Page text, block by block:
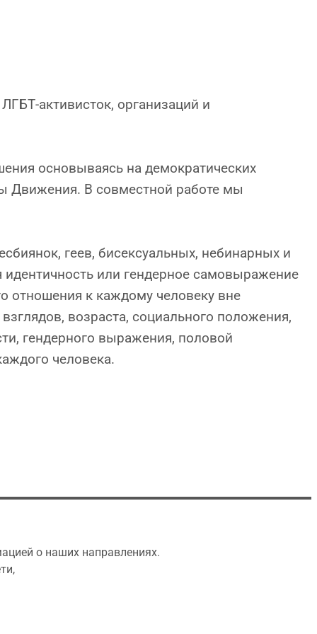
активисток, организаций и
основываясь на демократических
Движения. В совместной работе мы
геев, бисексуальных, небинарных и
идентичность или гендерное самовыражение
отношения к каждому человеку вне
возраста, социального положения,
гендерного выражения, половой
человека.
о наших направлениях.